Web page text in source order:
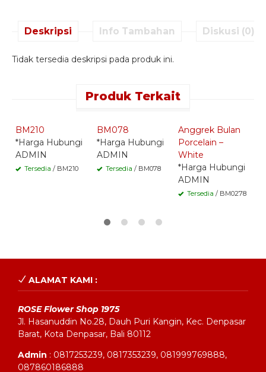
Deskripsi Info Tambahan Diskusi (0)
Tidak tersedia deskripsi pada produk ini.
Produk Terkait
BM210
*Harga Hubungi
ADMIN
Tersedia / BM210
Quick Order -
BM078
*Harga Hubungi
ADMIN
Tersedia / BM078
Anggrek Bulan
Porcelain –
White
*Harga Hubungi
ADMIN
Tersedia / BM0278
ALAMAT KAMI :
ROSE Flower Shop 1975
Jl. Hasanuddin No.28, Dauh Puri Kangin, Kec. Denpasar
Barat, Kota Denpasar, Bali 80112
Admin : 0817253239, 0817353239, 081999769888,
087860186888